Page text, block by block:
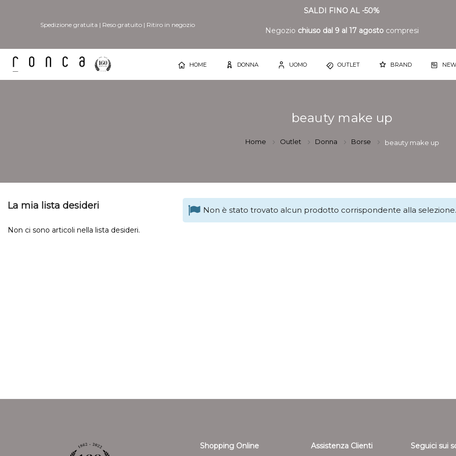
Spedizione gratuita | Reso gratuito| Ritiro in negozio
SALDI FINO AL -50%
Negozio chiuso dal 9 al 17 agosto compresi
HOME DONNA UOMO OUTLET BRAND
beauty make up
Home Outlet Donna Borse beauty make up
Non è stato trovato alcun prodotto corrispondente alla selezione.
La mia lista desideri
Non ci sono articoli nella lista desideri.
Shopping Online Assistenza Clienti Seguici sui